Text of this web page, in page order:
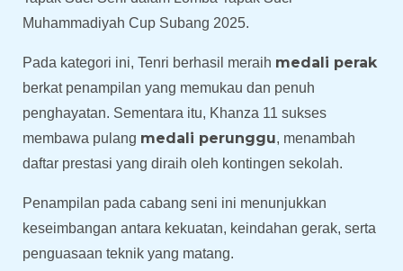
Muhammadiyah Cup Subang 2025.
Pada kategori ini, Tenri berhasil meraih medali perak
berkat penampilan yang memukau dan penuh
penghayatan. Sementara itu, Khanza 11 sukses
membawa pulang medali perunggu, menambah
daftar prestasi yang diraih oleh kontingen sekolah.
Penampilan pada cabang seni ini menunjukkan
keseimbangan antara kekuatan, keindahan gerak, serta
penguasaan teknik yang matang.